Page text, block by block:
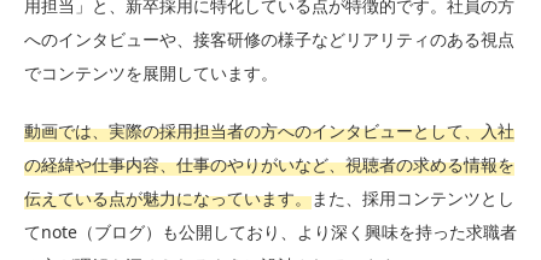
用担当」と、新卒採用に特化している点が特徴的です。社員の方
へのインタビューや、接客研修の様子などリアリティのある視点
でコンテンツを展開しています。
動画では、実際の採用担当者の方へのインタビューとして、入社
の経緯や仕事内容、仕事のやりがいなど、視聴者の求める情報を
伝えている点が魅力になっています。また、採用コンテンツとし
てnote（ブログ）も公開しており、より深く興味を持った求職者